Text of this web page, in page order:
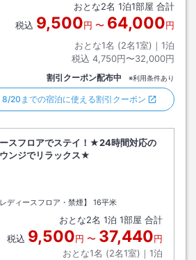
おとな2名 1泊1部屋 合計
税込 9,500円 〜 64,000円
おとな1名 (2名1室)｜ 1泊
税込 4,750円〜32,000円
割引クーポン配布中 ※利用条件あり
8/20までの宿泊に使える割引クーポン
ースフロアでステイ！★24時間対応の
ンジでリラックス★
ウト
ディースフロア・禁煙】
16平米
おとな2名 1泊 1部屋 合計
税込 9,500円 〜 37,440円
おとな1名 (2名1室)｜ 1泊